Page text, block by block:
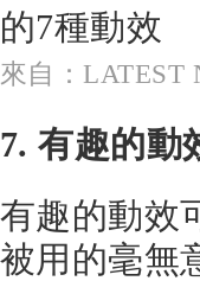
來自：LATEST
7. 有趣的動
有趣的動效
被用的毫無